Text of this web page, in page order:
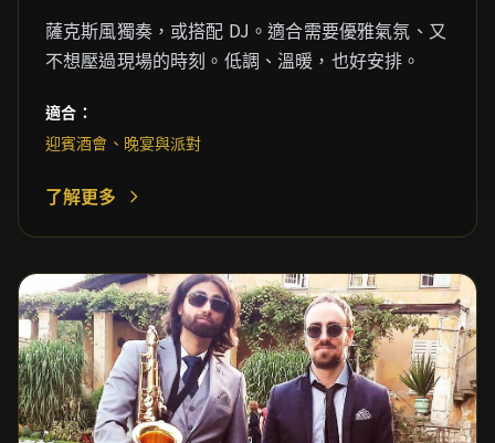
薩克斯風獨奏，或搭配 DJ。適合需要優雅氣氛、又
不想壓過現場的時刻。低調、溫暖，也好安排。
適合：
迎賓酒會、晚宴與派對
了解更多